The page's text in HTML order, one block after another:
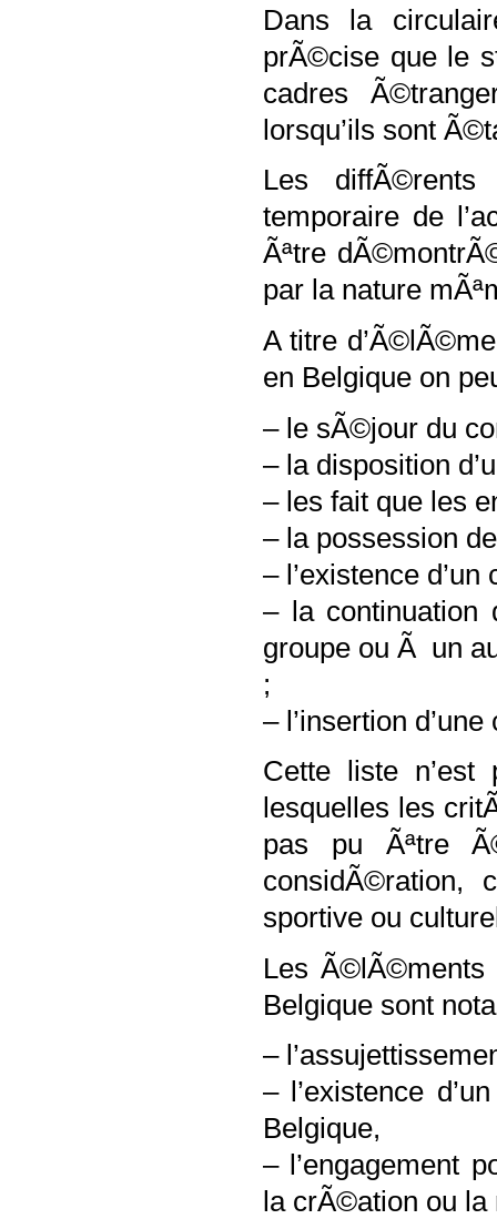
Dans la
prÃ©cise que le
cadres
lorsqu’ils sont
Les
temporaire de
Ãªtre
par la nature
A titre
en Belgique on
– le sÃ©jour du
– la disposition
– les fait que les
– la possession
– l’existence
– la continuation
groupe ou Ã un
;
– l’insertion
Cette liste n’est
lesquelles les
pas pu Ãªtre
considÃ©ration,
sportive ou
Les
Belgique sont
–
– l’existence
Belgique,
– l’engagement
la crÃ©ation ou la